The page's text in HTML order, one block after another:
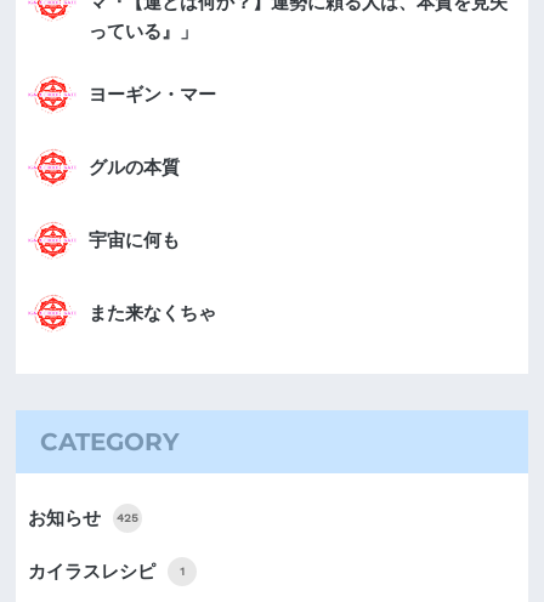
っている』」
ヨーギン・マー
グルの本質
宇宙に何も
また来なくちゃ
CATEGORY
お知らせ 425
カイラスレシピ 1